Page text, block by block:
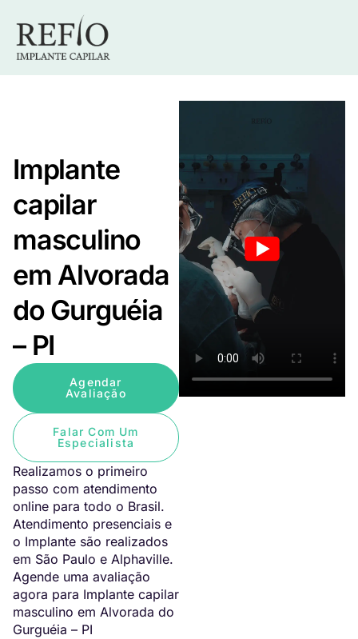
Implante
capilar
masculino
em Alvorada
do Gurguéia
– PI
Agendar
Avaliação
Falar Com Um
Especialista
Realizamos o primeiro
passo com atendimento
online para todo o Brasil.
Atendimento presenciais e
o Implante são realizados
em São Paulo e Alphaville.
Agende uma avaliação
agora para Implante capilar
masculino em Alvorada do
Gurguéia – PI